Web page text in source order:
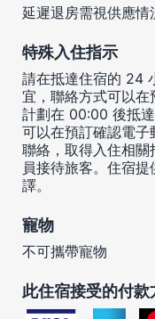
延遲退房需視供應情
特殊入住指示
請在抵達住宿的 24
宜，聯絡方式可以
計劃在 00:00 後抵
可以在預訂確認電
聯絡，取得入住相關
員接待旅客。住宿
譯。
寵物
不可攜帶寵物
此住宿接受的付款